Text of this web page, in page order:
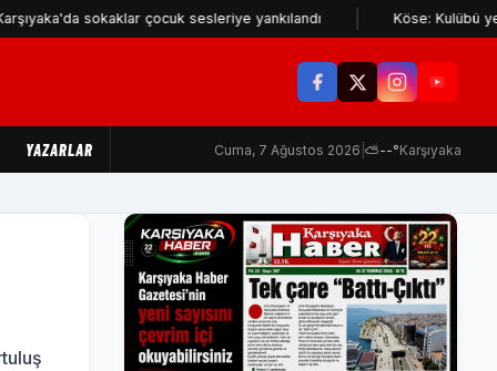
sokaklar çocuk sesleriye yankılandı Köse: Kulübü yerinden
YAZARLAR Cuma, 7 Ağustos 2026 ⛅--°Karşıyaka